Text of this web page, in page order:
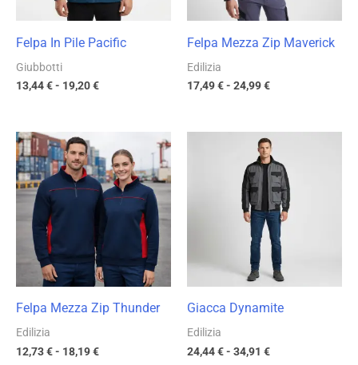
Felpa In Pile Pacific
Giubbotti
13,44€- 19,20€
Felpa Mezza Zip Maverick
Edilizia
17,49€- 24,99€
Felpa Mezza Zip Thunder
Edilizia
12,73€- 18,19€
di
prezzo:
da
12,73 €
a
Giacca Dynamite
Edilizia
24,44€- 34,91 €
Fascia
di
prezzo:
da
24,44 €
a
34,91 €